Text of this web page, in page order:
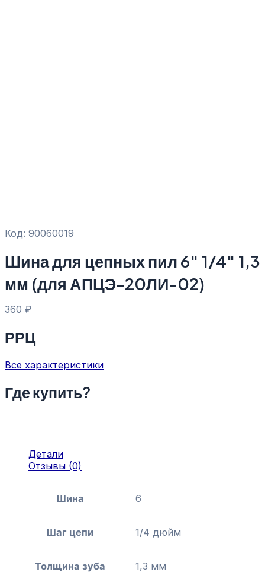
Код: 90060019
Шина для цепных пил 6″ 1/4″ 1,3
мм (для АПЦЭ-20ЛИ-02)
360 ₽
РРЦ
Все характеристики
Где купить?
Детали
Отзывы (0)
Шина 6
Шаг цепи 1/4 дюйм
Толщина зуба 1,3 мм